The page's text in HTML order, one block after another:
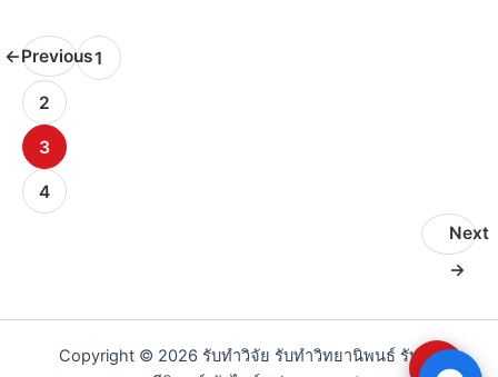
←Previous1
2
3
4
Next
→
Copyright © 2026 รับทำวิจัย รับทำวิทยานิพนธ์ รับทำ⇧